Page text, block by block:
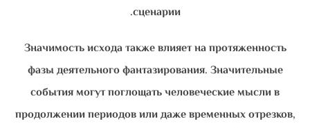
сценарии.
Значимость исхода также влияет на протяженность
фазы деятельного фантазирования. Значительные
события могут поглощать человеческие мысли в
продолжении периодов или даже временных отрезков,